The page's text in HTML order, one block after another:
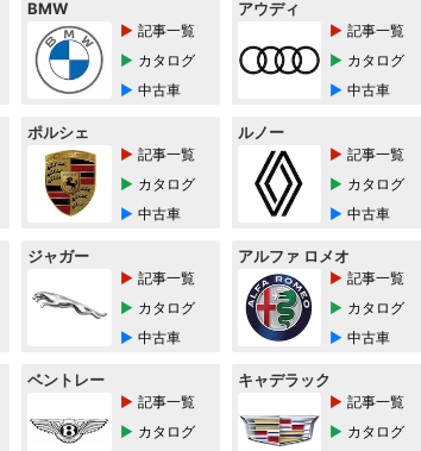
BMW
記事一覧
カタログ
中古車
アウディ
記事一覧
カタログ
中古車
ポルシェ
記事一覧
カタログ
中古車
ルノー
記事一覧
カタログ
中古車
ジャガー
記事一覧
カタログ
中古車
アルファ ロメオ
記事一覧
カタログ
中古車
ベントレー
記事一覧
カタログ
キャデラック
記事一覧
カタログ